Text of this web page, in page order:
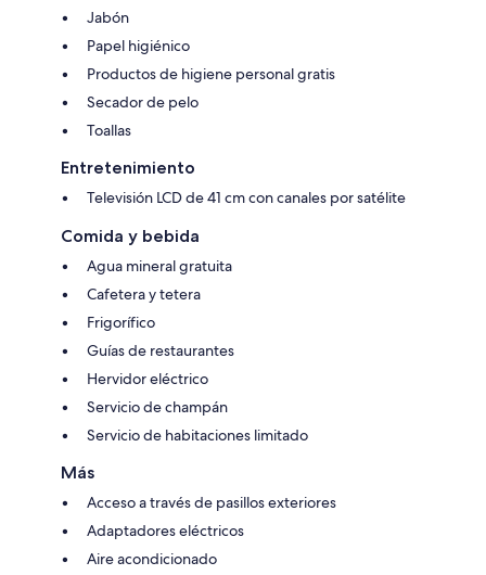
Jabón
Papel higiénico
Productos de higiene personal gratis
Secador de pelo
Toallas
Entretenimiento
Televisión LCD de 41 cm con canales por satélite
Comida y bebida
Agua mineral gratuita
Cafetera y tetera
Frigorífico
Guías de restaurantes
Hervidor eléctrico
Servicio de champán
Servicio de habitaciones limitado
Más
Acceso a través de pasillos exteriores
Adaptadores eléctricos
Aire acondicionado